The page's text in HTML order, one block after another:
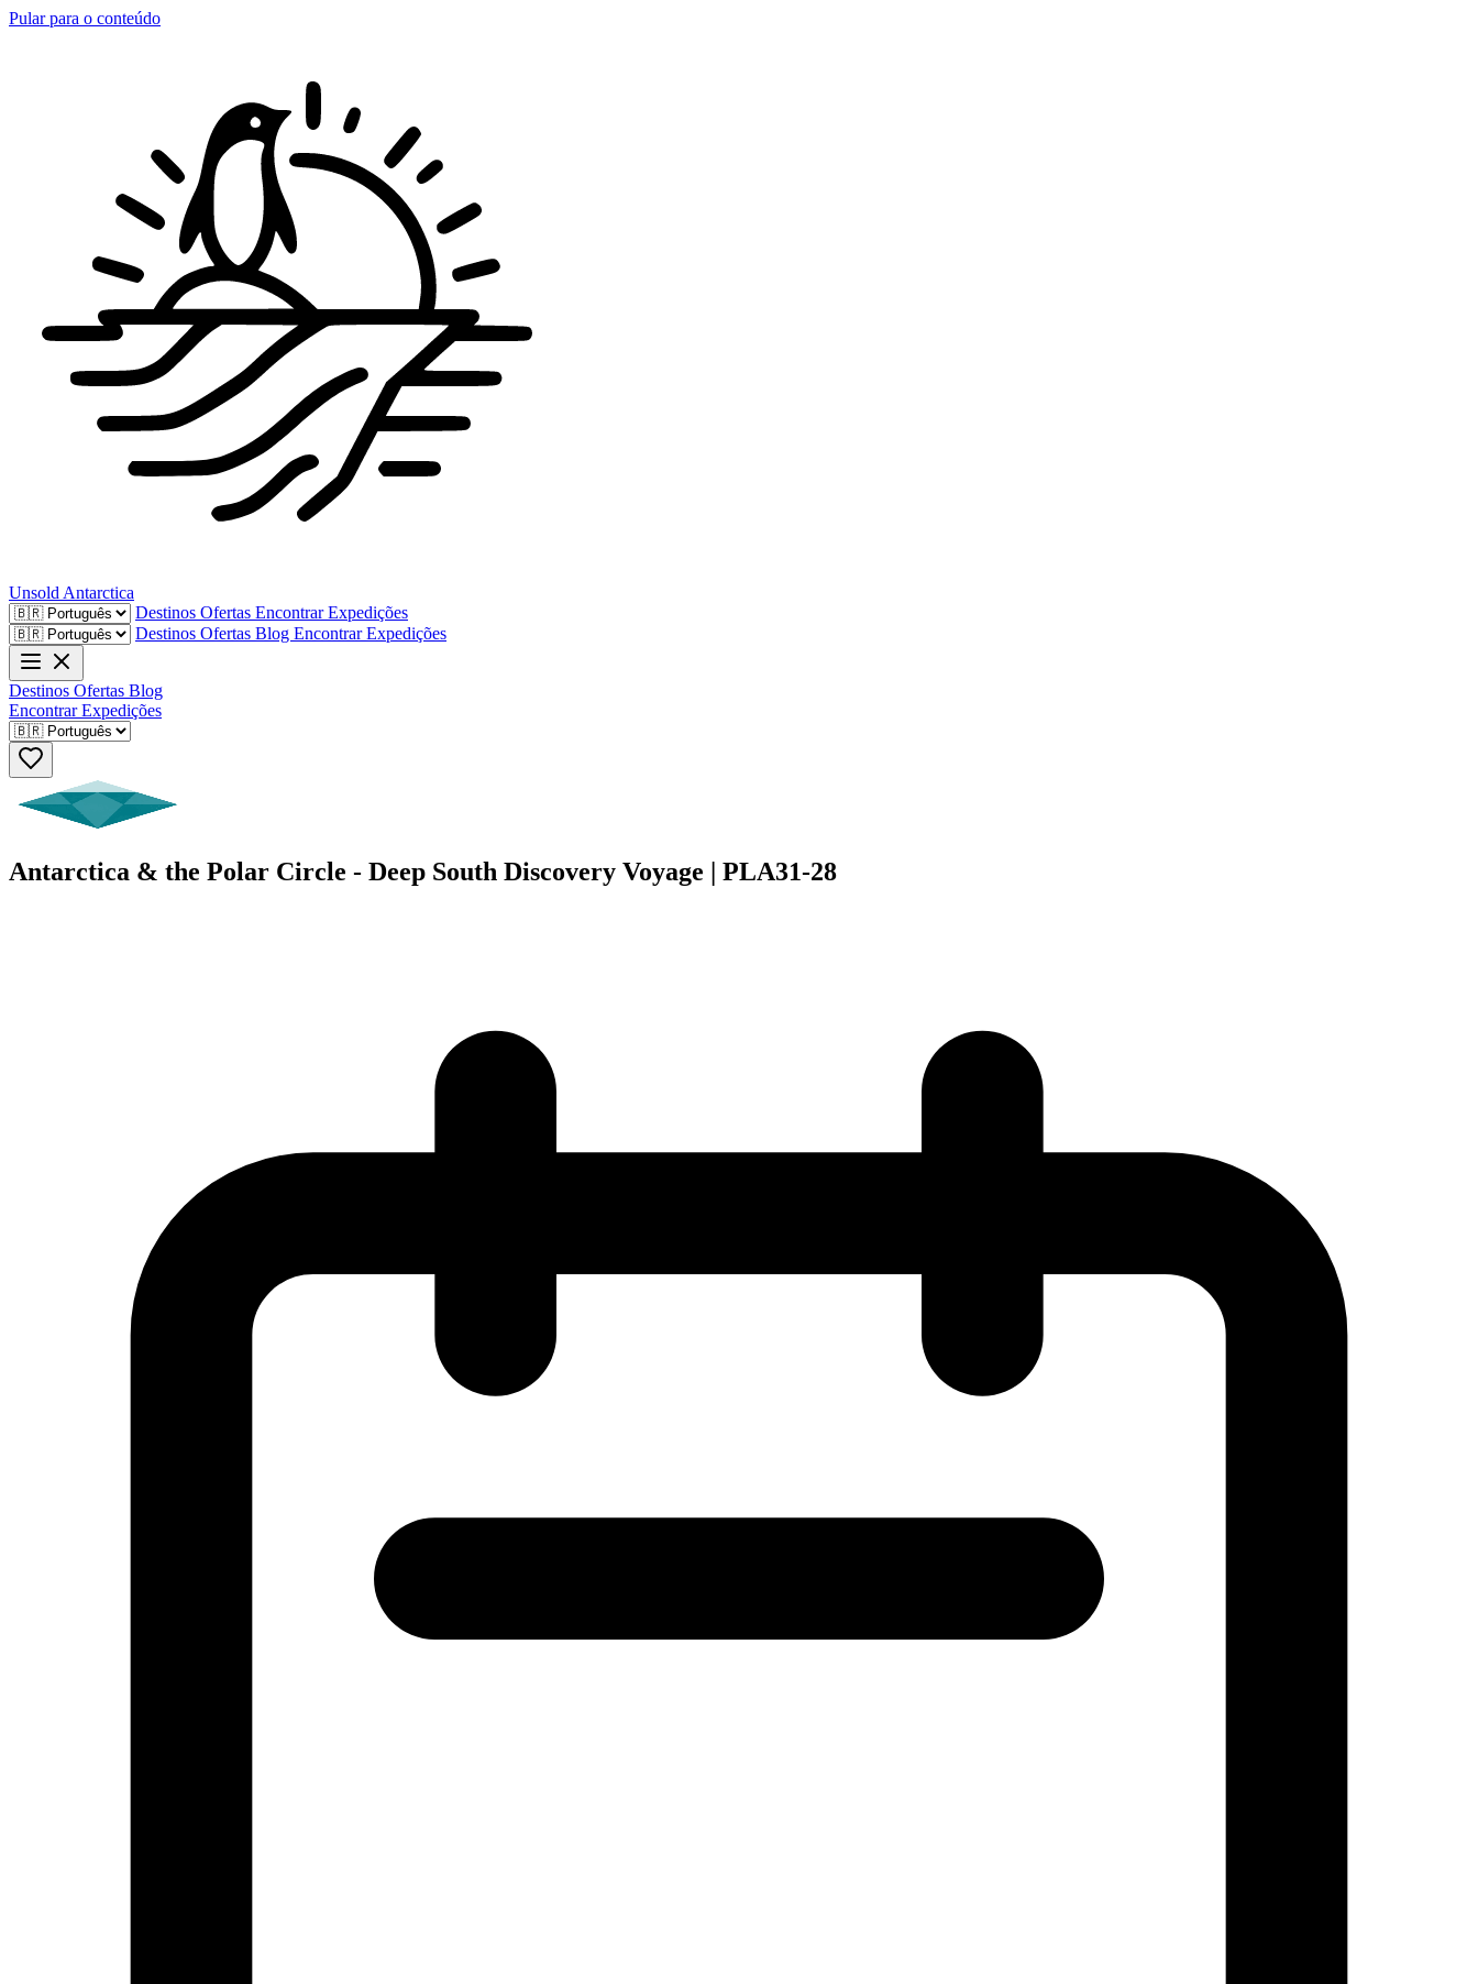
Pular para o conteúdo
Unsold Antarctica
Destinos Ofertas Encontrar Expedições
Destinos Ofertas Blog Encontrar Expedições
Destinos Ofertas Blog
Encontrar Expedições
Antarctica & the Polar Circle - Deep South Discovery Voyage | PLA31-28